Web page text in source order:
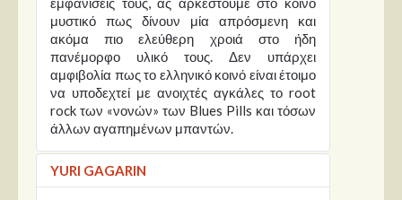
μυστικό πως δίνουν μία απρόσμενη και
ακόμα πιο ελεύθερη χροιά στο ήδη
πανέμορφο υλικό τους. Δεν υπάρχει
αμφιβολία πως το ελληνικό κοινό είναι έτοιμο
να υποδεχτεί με ανοιχτές αγκάλες το root
rock των «νονών» των Blues Pills και τόσων
άλλων αγαπημένων μπαντών.
YURI GAGARIN